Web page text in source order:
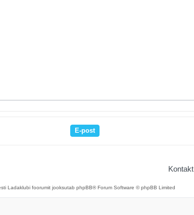
Kontakt
Ladaklubi foorumit jooksutab phpBB® Forum Software © phpBB Limited